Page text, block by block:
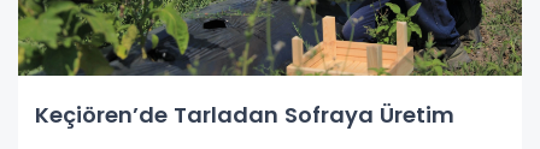
Keçiören’de Tarladan Sofraya Üretim